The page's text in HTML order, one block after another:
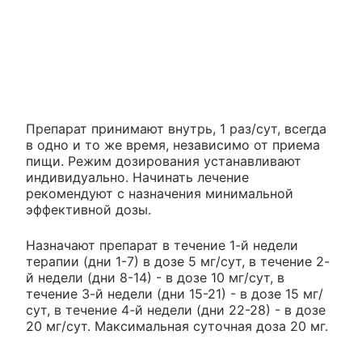
Препарат принимают внутрь, 1 раз/сут, всегда
в одно и то же время, независимо от приема
пищи. Режим дозирования устанавливают
индивидуально. Начинать лечение
рекомендуют с назначения минимальной
эффективной дозы.
Назначают препарат в течение 1-й недели
терапии (дни 1-7) в дозе 5 мг/сут, в течение 2-
й недели (дни 8-14) - в дозе 10 мг/сут, в
течение 3-й недели (дни 15-21) - в дозе 15 мг/
сут, в течение 4-й недели (дни 22-28) - в дозе
20 мг/сут. Максимальная суточная доза 20 мг.